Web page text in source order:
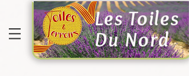
Les Toiles
Du Nord